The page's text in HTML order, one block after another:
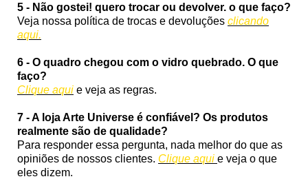
5 - Não gostei! quero trocar ou devolver. o que faço?
Veja nossa política de trocas e devoluções clicando
aqui.
6 - O quadro chegou com o vidro quebrado. O que
faço?
Clique aqui e veja as regras.
7 - A loja Arte Universe é confiável? Os produtos
realmente são de qualidade?
Para responder essa pergunta, nada melhor do que as
opiniões de nossos clientes. Clique aqui e veja o que
eles dizem.